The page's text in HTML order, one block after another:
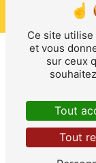
Ce site
et vous
sur ceux
Tout
Tout